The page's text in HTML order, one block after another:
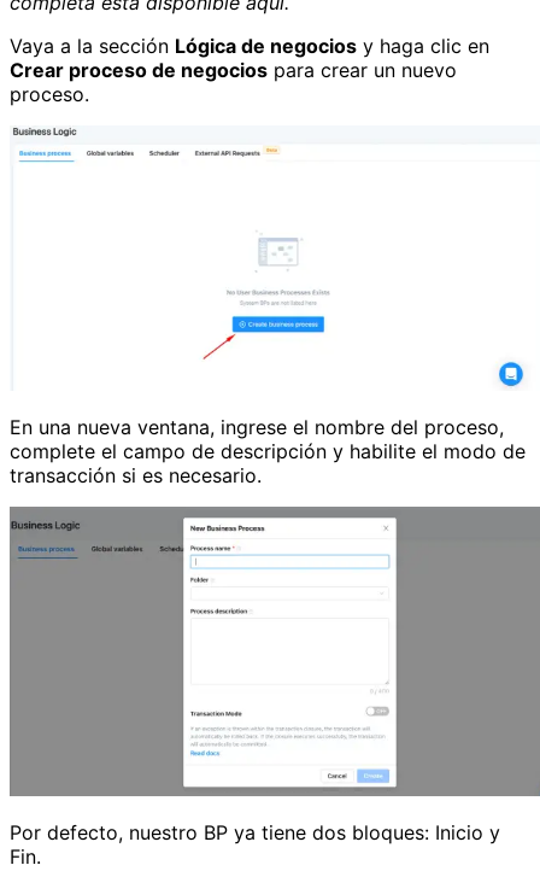
Vaya a la sección Lógica de negocios y haga clic en
Crear proceso de negocios para crear un nuevo
proceso.
En una nueva ventana, ingrese el nombre del proceso,
complete el campo de descripción y habilite el modo de
transacción si es necesario.
Por defecto, nuestro BP ya tiene dos bloques: Inicio y
Fin.